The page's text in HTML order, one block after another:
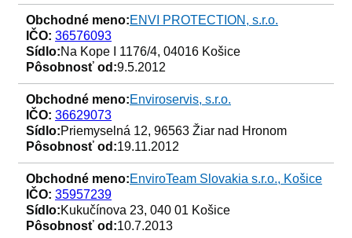
Obchodné meno:ENVI PROTECTION, s.r.o.
IČO: 36576093
Sídlo:Na Kope I 1176/4, 04016 Košice
Pôsobnosť od:9.5.2012
Obchodné meno:Enviroservis, s.r.o.
IČO: 36629073
Sídlo:Priemyselná 12, 96563 Žiar nad Hronom
Pôsobnosť od:19.11.2012
Obchodné meno:EnviroTeam Slovakia s.r.o., Košice
IČO: 35957239
Sídlo:Kukučínova 23, 040 01 Košice
Pôsobnosť od:10.7.2013